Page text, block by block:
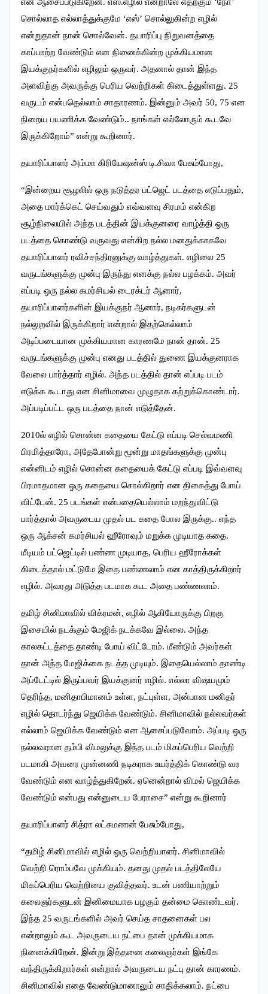
சொல்லாத எல்லாத்துக்குமே ‘எஸ்’ சொல்லுகின்ற எழில்
என்றுதான் நான் சொல்வேன். தயாரிப்பு நிறுவனத்தை
காப்பாற்ற வேண்டும் என நினைக்கின்ற முக்கியமான
இயக்குநர்களில் எழிலும் ஒருவர். அதனால் தான் இந்த
அளவிற்கு அவருக்கு பெரிய வெற்றிகள் கிடைத்துள்ளது. 25
வருடம் என்பதெல்லாம் சாதாரணம். இன்னும் அவர் 50, 75 என
நிறைய பயணிக்க வேண்டும்.. நாங்கள் எல்லோரும் கூடவே
இருக்கிறோம்” என்று கூறினார்.
தயாரிப்பாளர் அம்மா கிரியேஷன்ஸ் டி.சிவா பேசும்போது,
“இன்றைய சூழலில் ஒரு நடுத்தர பட்ஜெட் படத்தை எடுப்பதும்,
அதை மார்க்கெட் செய்வதும் எவ்வளவு சிரமம் என்கிற
சூழ்நிலையில் அந்த படத்தின் இயக்குனரை வாழ்த்தி ஒரு
படத்தை கொண்டு வருவது என்கிற நல்ல மனதுக்காகவே
தயாரிப்பாளர் ரவிச்சந்திரனுக்கு வாழ்த்துகள். எழிலை 25
வருடங்களுக்கு முன்பு இருந்து எனக்கு நல்ல பழக்கம். அவர்
எப்படி ஒரு நல்ல கமர்சியல் டைரக்டர் ஆனார்,
தயாரிப்பாளர்களின் இயக்குநர் ஆனார், நடிகர்களுடன்
நல்லுறவில் இருக்கிறார் என்றால் இதற்கெல்லாம்
அடிப்படையான முக்கியமான காரணமே நான் தான். 25
வருடங்களுக்கு முன்பு எனது படத்தில் துணை இயக்குனராக
வேலை பார்த்தார் எழில். அந்த படத்தில் தான் எப்படி படம்
எடுக்க கூடாது என சினிமாவை முழுதாக கற்றுக்கொண்டார்.
அப்படிப்பட்ட ஒரு படத்தை நான் எடுத்தேன்.
2010ல் எழில் சொன்ன கதையை கேட்டு எப்படி செல்வமணி
பிரமித்தாரோ, அதேபோன்று மூன்று மாதங்களுக்கு முன்பு
என்னிடம் எழில் சொன்ன கதையைக் கேட்டு எப்படி இவ்வளவு
பிரமாதமான ஒரு கதையை சொல்கிறார் என திகைத்து போய்
விட்டேன். 25 படங்கள் என்பதையெல்லாம் மறந்துவிட்டு
பார்த்தால் அவருடைய முதல் பட கதை போல இருக்கு.. எந்த
ஒரு ஆக்சன் கமர்சியல் ஹீரோவும் மறுக்க முடியாத கதை.
மீடியம் பட்ஜெட்டில் பண்ண முடியாத, பெரிய ஹீரோக்கள்
கிடைத்தால் மட்டுமே இதை பண்ணலாம் என காத்திருக்கிறார்
எழில். அவரது அடுத்த படமாக கூட அதை பண்ணலாம்.
தமிழ் சினிமாவில் விக்ரமன், எழில் ஆகியோருக்கு பிறகு
இசையில் நடக்கும் மேஜிக் நடக்கவே இல்லை. அந்த
காலகட்டத்தை தாண்டி போய் விட்டோம். மீண்டும் அவர்கள்
தான் அந்த மேஜிக்கை நடத்த முடியும். இதையெல்லாம் தாண்டி
அப்டேட்டில் இருப்பவர் இயக்குனர் எழில். எல்லா விஷயமும்
தெரிந்த, மனிதாபிமானம் உள்ள, நட்புள்ள, அன்பான மனிதர்
எழில் தொடர்ந்து ஜெயிக்க வேண்டும். சினிமாவில் நல்லவர்கள்
எல்லாம் ஜெயிக்க வேண்டும் என ஆசைப்படுவோம். அப்படி ஒரு
நல்லவரான தம்பி விமலுக்கு இந்த படம் மிகப்பெரிய வெற்றி
படமாகி அவரை முன்னணி நடிகராக உயர்த்திக் கொண்டு வர
வேண்டும் என வாழ்த்துகிறேன். ஏனென்றால் விமல் ஜெயிக்க
வேண்டும் என்பது என்னுடைய பேராசை” என்று கூறினார்
தயாரிப்பாளர் சித்ரா லட்சுமணன் பேசும்போது,
“தமிழ் சினிமாவில் எழில் ஒரு வெற்றியாளர். சினிமாவில்
வெற்றி ரொம்பவே முக்கியம். தனது முதல் படத்திலேயே
மிகப்பெரிய வெற்றியை குவித்தவர். உடன் பணியாற்றும்
கலைஞர்களுடன் இனிமையாக பழகும் தன்மை கொண்டவர்.
இந்த 25 வருடங்களில் அவர் செய்த சாதனைகள் பல
என்றாலும் கூட அவருடைய நட்பை தான் முக்கியமாக
நினைக்கிறேன். இன்று இத்தனை கலைஞர்கள் இங்கே
வந்திருக்கிறார்கள் என்றால் அவருடைய நட்பு தான் காரணம்.
சினிமாவில் எதை வேண்டுமானாலும் சாதிக்கலாம். நட்பை